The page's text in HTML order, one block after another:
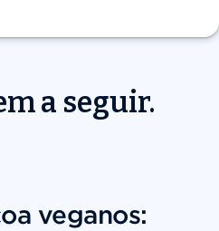
a seguir.
veganos: